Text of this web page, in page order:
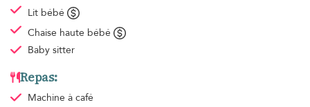
Lit bébé
Chaise haute bébé
Baby sitter
Repas:
Machine à café